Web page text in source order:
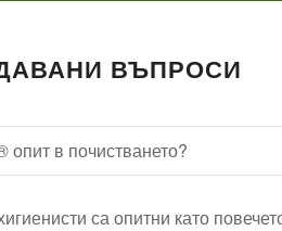
ВЪПРОСИ
в почистването?
са опитни като